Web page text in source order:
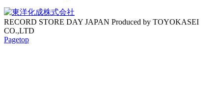
RECORD STORE DAY JAPAN Produced by TOYOKASEI
CO.,LTD
Pagetop